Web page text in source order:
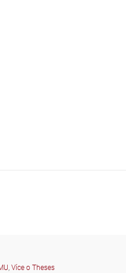
, Více o Theses